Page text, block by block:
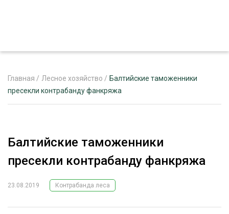
РЕКЛАМОДАТЕЛЯМ
ЛЕСНОЕ ХОЗЯЙСТВО
Главная / Лесное хозяйство / Балтийские таможенники
пресекли контрабанду фанкряжа
Балтийские таможенники
пресекли контрабанду фанкряжа
23.08.2019 Контрабанда леса